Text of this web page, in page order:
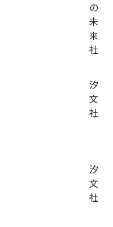
の
未
来
社
汐
文
社
汐
文
社